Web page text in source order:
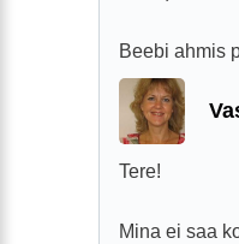
Beebi ahmis
Tere!
Mina ei saa